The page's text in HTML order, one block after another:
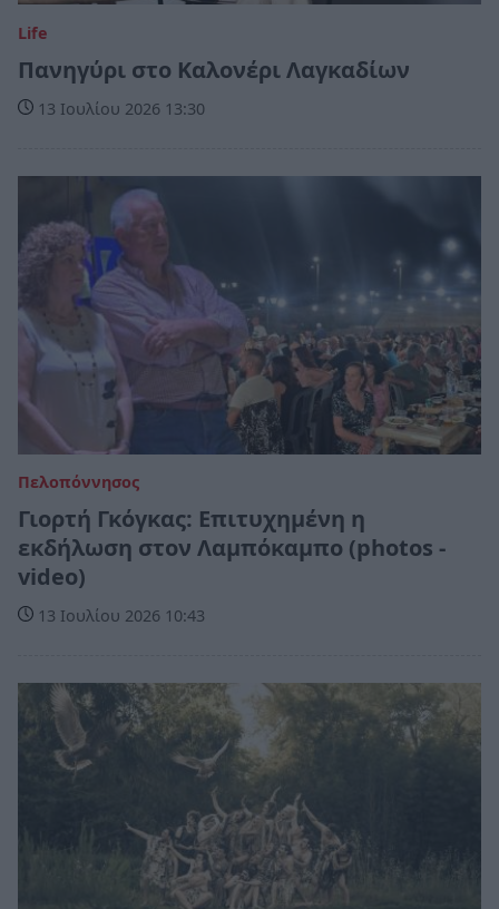
Life
Πανηγύρι στο Καλονέρι Λαγκαδίων
13 Ιουλίου 2026 13:30
Πελοπόννησος
Γιορτή Γκόγκας: Επιτυχημένη η
εκδήλωση στον Λαμπόκαμπο (photos -
video)
13 Ιουλίου 2026 10:43